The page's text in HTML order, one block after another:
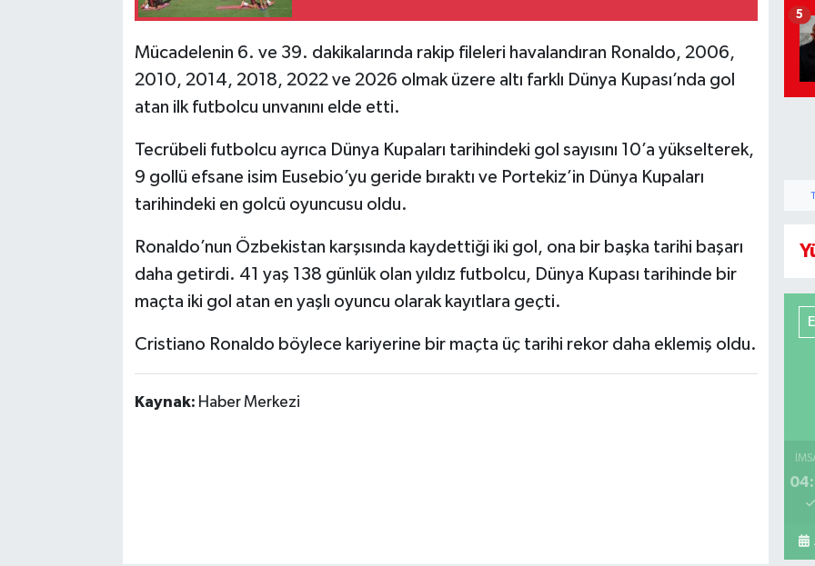
Mücadelenin 6. ve 39. dakikalarında rakip fileleri havalandıran Ronaldo, 2006,
2010, 2014, 2018, 2022 ve 2026 olmak üzere altı farklı Dünya Kupası’nda gol
atan ilk futbolcu unvanını elde etti.
Tecrübeli futbolcu ayrıca Dünya Kupaları tarihindeki gol sayısını 10’a yükselterek,
9 gollü efsane isim Eusebio’yu geride bıraktı ve Portekiz’in Dünya Kupaları
tarihindeki en golcü oyuncusu oldu.
Ronaldo’nun Özbekistan karşısında kaydettiği iki gol, ona bir başka tarihi başarı
daha getirdi. 41 yaş 138 günlük olan yıldız futbolcu, Dünya Kupası tarihinde bir
maçta iki gol atan en yaşlı oyuncu olarak kayıtlara geçti.
Cristiano Ronaldo böylece kariyerine bir maçta üç tarihi rekor daha eklemiş oldu.
Kaynak: Haber Merkezi
5